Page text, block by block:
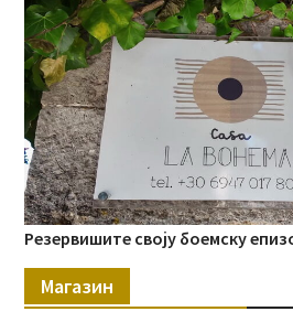
Резервишите своју боемску
Магазин